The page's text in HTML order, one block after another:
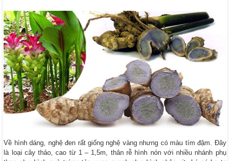
Về hình dáng, nghệ đen rất giống nghệ vàng nhưng có màu tím đậm. Đây
là loại cây thảo, cao từ 1 – 1,5m, thân rễ hình nón với nhiều nhánh phụ